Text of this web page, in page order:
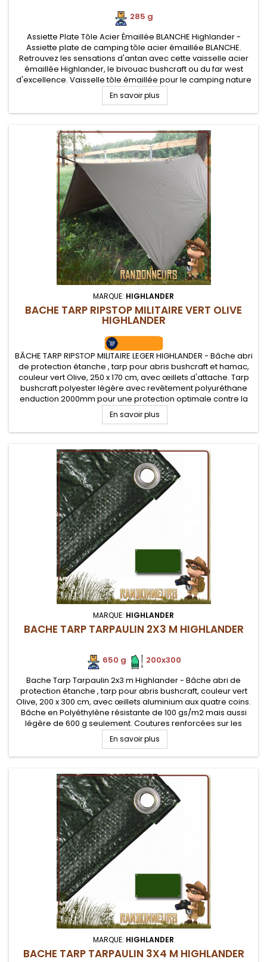
285 g
Assiette Plate Tôle Acier Émaillée BLANCHE Highlander -
Assiette plate de camping tôle acier émaillée BLANCHE.
Retrouvez les sensations d'antan avec cette vaisselle acier
émaillée Highlander, le bivouac bushcraft ou du far west
d'excellence. Vaisselle tôle émaillée pour le camping nature
originel. Robustesse et facilité de nettoyage
En savoir plus
MARQUE: HIGHLANDER
BACHE TARP RIPSTOP MILITAIRE VERT OLIVE
HIGHLANDER
BÂCHE TARP RIPSTOP MILITAIRE LEGER HIGHLANDER - Bâche abri
de protection étanche , tarp pour abris bushcraft et hamac,
couleur vert Olive, 250 x 170 cm, avec œillets d'attache. Tarp
bushcraft polyester légère avec revêtement polyuréthane
enduction 2000mm pour une protection optimale contre la
pluie et le vent
En savoir plus
MARQUE: HIGHLANDER
BACHE TARP TARPAULIN 2X3 M HIGHLANDER
650 g
200x300
Bache Tarp Tarpaulin 2x3 m Highlander - Bâche abri de
protection étanche , tarp pour abris bushcraft, couleur vert
Olive, 200 x 300 cm, avec œillets aluminium aux quatre coins.
Bâche en Polyéthylène résistante de 100 gs/m2 mais aussi
légère de 600 g seulement. Coutures renforcées sur les
extrémités
En savoir plus
MARQUE: HIGHLANDER
BACHE TARP TARPAULIN 3X4 M HIGHLANDER